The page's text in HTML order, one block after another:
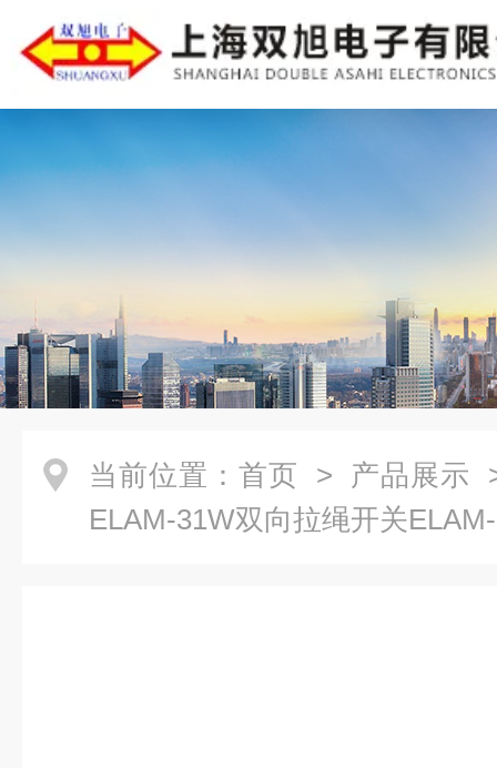
当前位置： 首页 > 产品展示
ELAM-31W双向拉绳开关